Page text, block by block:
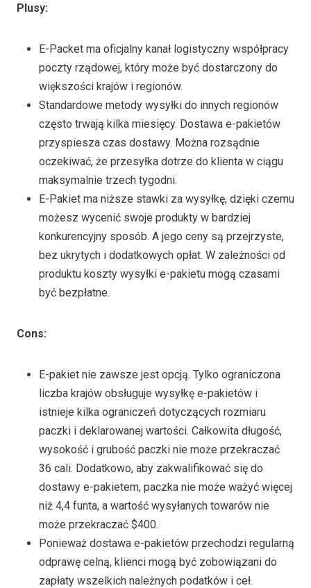
Plusy:
E-Packet ma oficjalny kanał logistyczny współpracy
poczty rządowej, który może być dostarczony do
większości krajów i regionów.
Standardowe metody wysyłki do innych regionów
często trwają kilka miesięcy. Dostawa e-pakietów
przyspiesza czas dostawy. Można rozsądnie
oczekiwać, że przesyłka dotrze do klienta w ciągu
maksymalnie trzech tygodni.
E-Pakiet ma niższe stawki za wysyłkę, dzięki czemu
możesz wycenić swoje produkty w bardziej
konkurencyjny sposób. A jego ceny są przejrzyste,
bez ukrytych i dodatkowych opłat. W zależności od
produktu koszty wysyłki e-pakietu mogą czasami
być bezpłatne.
Cons:
E-pakiet nie zawsze jest opcją. Tylko ograniczona
liczba krajów obsługuje wysyłkę e-pakietów i
istnieje kilka ograniczeń dotyczących rozmiaru
paczki i deklarowanej wartości. Całkowita długość,
wysokość i grubość paczki nie może przekraczać
36 cali. Dodatkowo, aby zakwalifikować się do
dostawy e-pakietem, paczka nie może ważyć więcej
niż 4,4 funta, a wartość wysyłanych towarów nie
może przekraczać $400.
Ponieważ dostawa e-pakietów przechodzi regularną
odprawę celną, klienci mogą być zobowiązani do
zapłaty wszelkich należnych podatków i ceł.